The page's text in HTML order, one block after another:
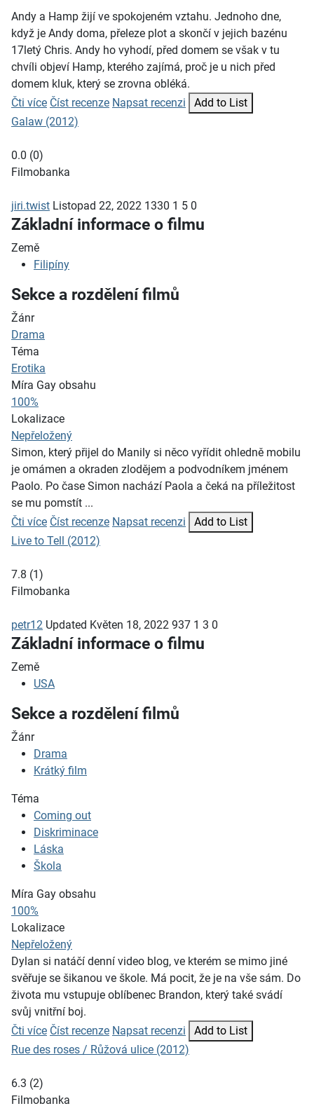
Andy a Hamp žijí ve spokojeném vztahu. Jednoho dne,
když je Andy doma, přeleze plot a skončí v jejich bazénu
17letý Chris. Andy ho vyhodí, před domem se však v tu
chvíli objeví Hamp, kterého zajímá, proč je u nich před
domem kluk, který se zrovna obléká.
Čti více Číst recenze Napsat recenzi
Add to List
Galaw (2012)
0.0 (0)
Filmobanka
jiri.twist Listopad 22, 2022 1330 1 5 0
Základní informace o filmu
Země
Filipíny
Sekce a rozdělení filmů
Žánr
Drama
Téma
Erotika
Míra Gay obsahu
100%
Lokalizace
Nepřeložený
Simon, který přijel do Manily si něco vyřídit ohledně mobilu
je omámen a okraden zlodějem a podvodníkem jménem
Paolo. Po čase Simon nachází Paola a čeká na příležitost
se mu pomstít ...
Čti více Číst recenze Napsat recenzi
Add to List
Live to Tell (2012)
7.8 (1)
Filmobanka
petr12 Updated Květen 18, 2022 937 1 3 0
Základní informace o filmu
Země
USA
Sekce a rozdělení filmů
Žánr
Drama
Krátký film
Téma
Coming out
Diskriminace
Láska
Škola
Míra Gay obsahu
100%
Lokalizace
Nepřeložený
Dylan si natáčí denní video blog, ve kterém se mimo jiné
svěřuje se šikanou ve škole. Má pocit, že je na vše sám. Do
života mu vstupuje oblíbenec Brandon, který také svádí
svůj vnitřní boj.
Čti více Číst recenze Napsat recenzi
Add to List
Rue des roses / Růžová ulice (2012)
6.3 (2)
Filmobanka